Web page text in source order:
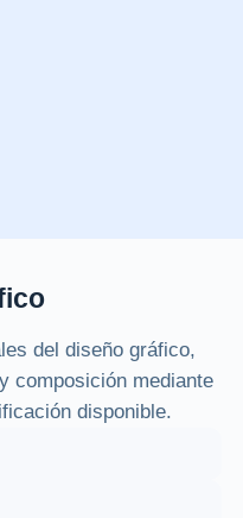
del diseño gráfico,
composición mediante
disponible.